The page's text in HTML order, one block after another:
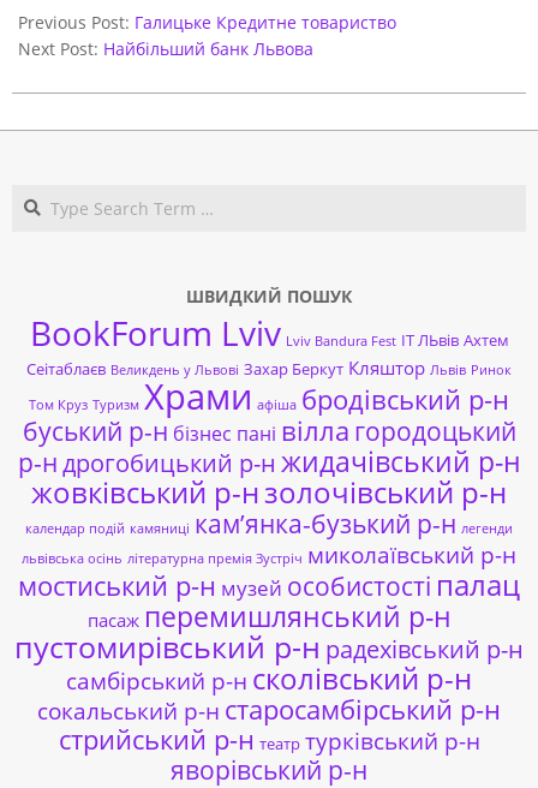
02-
20
Previous Post: Галицьке Кредитне товариство
Next Post: Найбільший банк Львова
ШВИДКИЙ ПОШУК
BookForum Lviv Lviv Bandura Fest ІТ ЛЬвів Ахтем
Сеітаблаєв Великдень у Львові Захар Беркут Кляштор Львів Ринок
Том Круз Туризм Храми афіша бродівський р-н
буський р-н бізнес пані вілла городоцький
р-ндрогобицький р-н жидачівський р-н
жовківський р-нзолочівський р-н
календар подій камяниці кам’янка-бузький р-н легенди
львівська осінь літературна премія Зустріч миколаївський р-н
мостиський р-н музей особистості палац
пасаж перемишлянський р-н
пустомирівський р-н радехівський р-н
самбірський р-н сколівський р-н
сокальський р-н старосамбірський р-н
стрийський р-н театр турківський р-н
яворівський р-н